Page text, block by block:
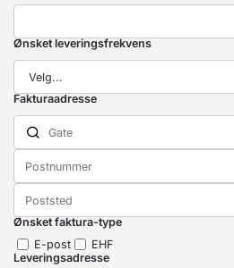
Ønsket leveringsfrekvens
Fakturaadresse
Ønsket faktura-type
E-post
EHF
Leveringsadresse